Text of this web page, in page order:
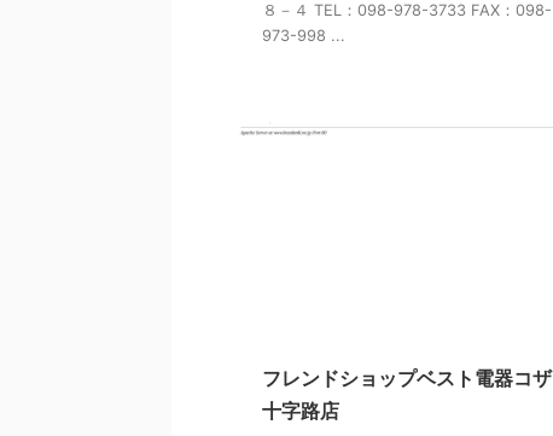
８－４ TEL：098-978-3733 FAX：098-
973-998 ...
フレンドショップベスト電器コザ
十字路店